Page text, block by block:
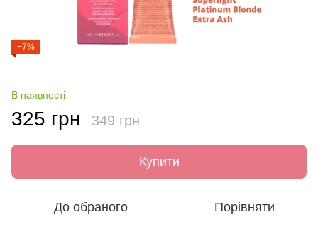
−7%
В наявності
325 грн 349 грн
Купити
До обраного Порівняти